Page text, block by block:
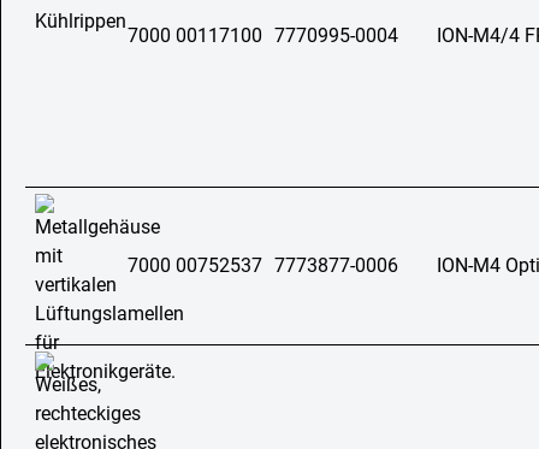
7000 00117100 7770995-0004 ION-M4/4
7000 00752537 7773877-0006 ION-M4